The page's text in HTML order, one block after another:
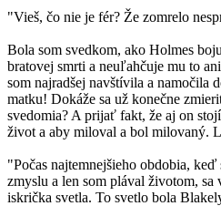
"Vieš, čo nie je fér? Že zomrelo
Bola som svedkom, ako Holmes
bratovej smrti a neuľahčuje mu to
som najradšej navštívila a namočila
matku! Dokáže sa už konečne
svedomia? A prijať fakt, že aj on
život a aby miloval a bol milovaný.
"Počas najtemnejšieho obdobia,
zmyslu a len som plával životom,
iskrička svetla. To svetlo bola